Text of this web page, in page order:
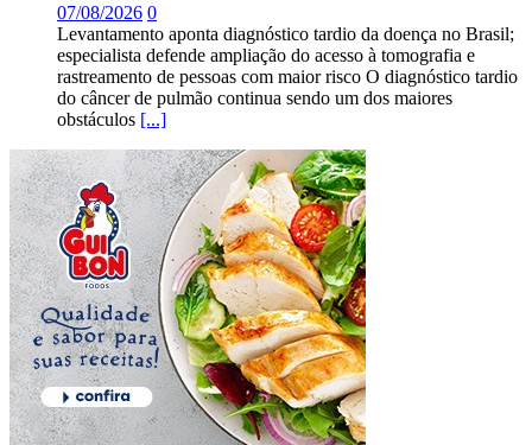
07/08/2026 0
Levantamento aponta diagnóstico tardio da doença no Brasil;
especialista defende ampliação do acesso à tomografia e
rastreamento de pessoas com maior risco O diagnóstico tardio
do câncer de pulmão continua sendo um dos maiores
obstáculos [...]